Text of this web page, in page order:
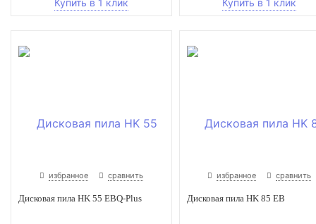
избранное сравнить
Дисковая пила HK 55 EBQ-Plus
избранное сравнить
Дисковая пила HK 85 EB